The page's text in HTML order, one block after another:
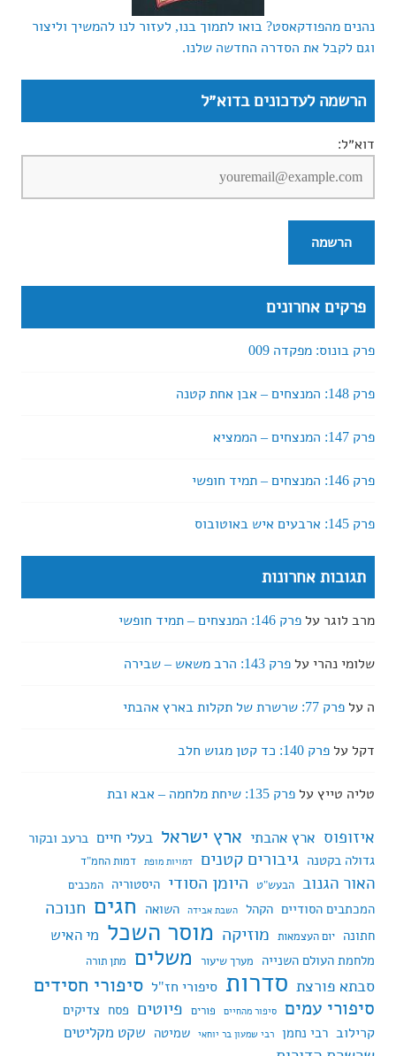
נהנים מהפודקאסט? בואו לתמוך בנו, לעזור לנו להמשיך וליצור
וגם לקבל את הסדרה החדשה שלנו.
הרשמה לעדכונים בדוא״ל
דוא״ל:
פרקים אחרונים
פרק בונוס: מפקדה 009
פרק 148: המנצחים – אבן אחת קטנה
פרק 147: המנצחים – הממציא
פרק 146: המנצחים – תמיד חופשי
פרק 145: ארבעים איש באוטובוס
תגובות אחרונות
מרב לוגר על פרק 146: המנצחים – תמיד חופשי
שלומי נהרי על פרק 143: הרב משאש – שבירה
ה על פרק 77: שרשרת של תקלות בארץ אהבתי
דקל על פרק 140: כד קטן מגוש חלב
טליה טייץעל פרק 135: שיחת מלחמה – אבא ובת
איזופוס ארץ אהבתי ארץ ישראל בעלי חיים ברעב ובקור
גדולה בקטנה גיבורים קטנים דמויות מופת דמות החמ"ד
האור הגנוב הבעש"ט היומן הסודי היסטוריה המכבים
המכתבים הסודיים הקהל השבת אבידה השואה חגים חנוכה
חתונה יום העצמאות מוזיקה מוסר השכל מי האיש
מלחמת העולם השנייה מערך שיעור משלים מתן תורה
סבתא פורצת סדרות סיפורי חז"ל סיפורי חסידים
סיפורי עמים
סיפור מהחיים פורים פיוטים פסח צדיקים
קרילוב רבי נחמן רבי שמעון בר יוחאי שמיטה שקט מקליטים